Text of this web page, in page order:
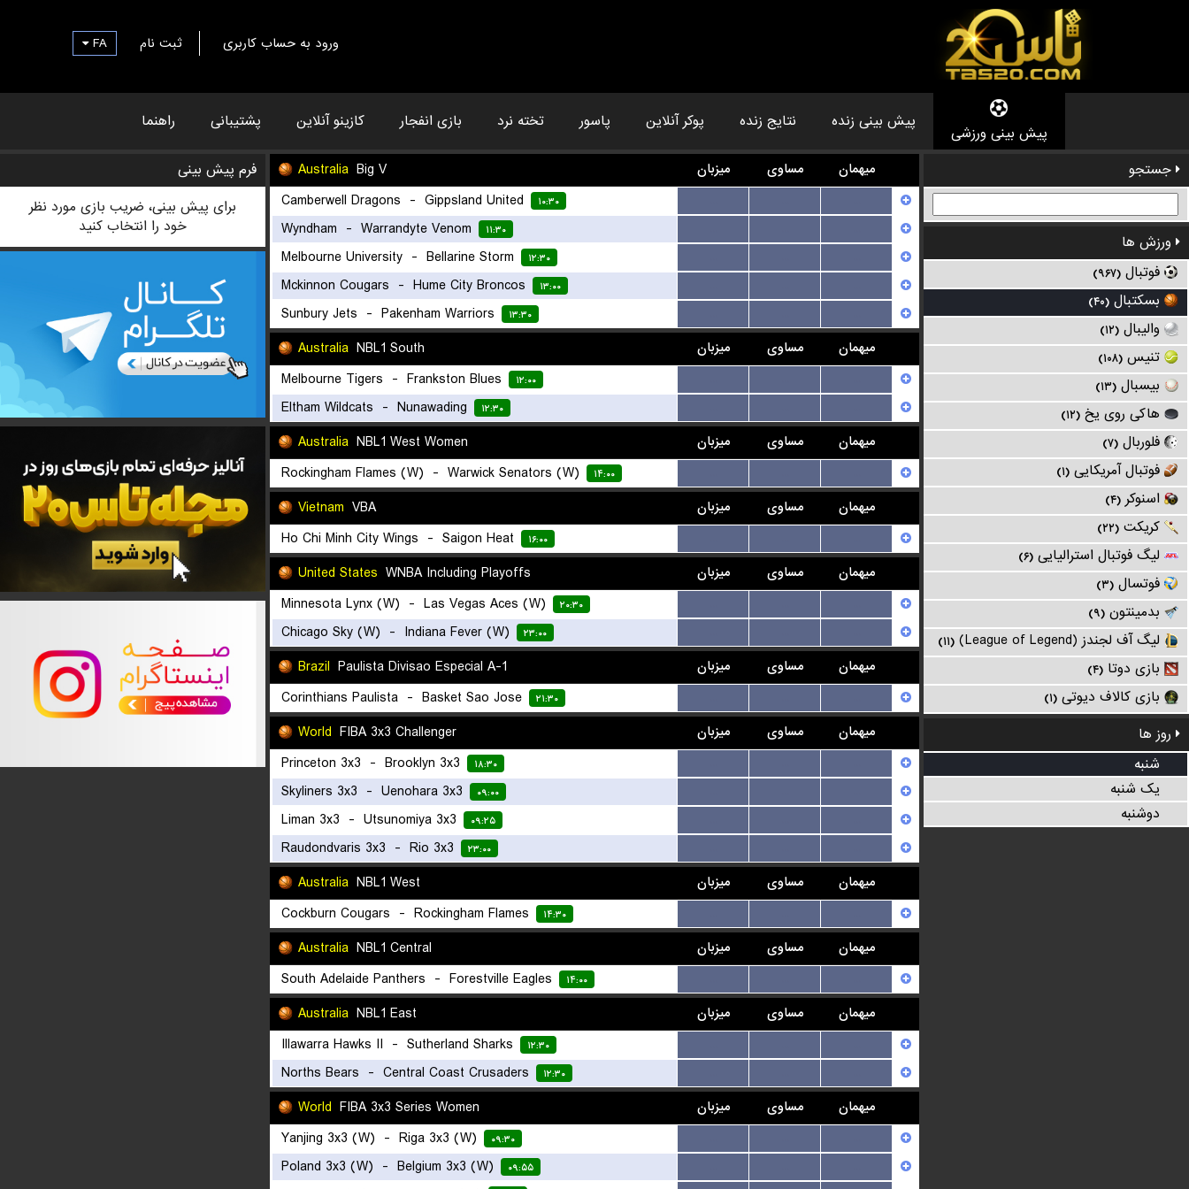
ورود به حساب کاربری ثبت نام FA
پیش بینی ورزشی
پیش بینی زنده نتایج زنده پوکر آنلاین پاسور تخته نرد بازی انفجار کازینو آنلاین پشتیبانی راهنما
جستجو
ورزش ها
فوتبال (۹۶۷)
بسکتبال (۴۰)
والیبال (۱۲)
تنیس (۱۰۸)
بیسبال (۱۳)
هاکی روی یخ (۱۲)
فلوربال (۷)
فوتبال آمریکایی (۱)
اسنوکر (۴)
کریکت (۲۲)
لیگ فوتبال استرالیایی (۶)
فوتسال (۳)
بدمینتون (۹)
لیگ آف لجندز (League of Legend) (۱۱)
بازی دوتا (۴)
بازی کالاف دیوتی (۱)
روز ها
شنبه
یک شنبه
دوشنبه
Australia Big V میزبان مساوی میهمان
Camberwell Dragons - Gippsland United ۱۰:۳۰
Wyndham - Warrandyte Venom ۱۱:۳۰
Melbourne University - Bellarine Storm ۱۲:۳۰
Mckinnon Cougars - Hume City Broncos ۱۳:۰۰
Sunbury Jets - Pakenham Warriors ۱۳:۳۰
Australia NBL1 South میزبان مساوی میهمان
Melbourne Tigers - Frankston Blues ۱۲:۰۰
Eltham Wildcats - Nunawading ۱۲:۳۰
Australia NBL1 West Women میزبان مساوی میهمان
Rockingham Flames (W) - Warwick Senators (W) ۱۴:۰۰
Vietnam VBA میزبان مساوی میهمان
Ho Chi Minh City Wings - Saigon Heat ۱۶:۰۰
United States WNBA Including Playoffs میزبان مساوی میهمان
Minnesota Lynx (W) - Las Vegas Aces (W) ۲۰:۳۰
Chicago Sky (W) - Indiana Fever (W) ۲۳:۰۰
Brazil Paulista Divisao Especial A-1 میزبان مساوی میهمان
Corinthians Paulista - Basket Sao Jose ۲۱:۳۰
World FIBA 3x3 Challenger میزبان مساوی میهمان
Princeton 3x3 - Brooklyn 3x3 ۱۸:۳۰
Skyliners 3x3 - Uenohara 3x3 ۰۹:۰۰
Liman 3x3 - Utsunomiya 3x3 ۰۹:۲۵
Raudondvaris 3x3 - Rio 3x3 ۲۳:۰۰
Australia NBL1 West میزبان مساوی میهمان
Cockburn Cougars - Rockingham Flames ۱۴:۳۰
Australia NBL1 Central میزبان مساوی میهمان
South Adelaide Panthers - Forestville Eagles ۱۴:۰۰
Australia NBL1 East میزبان مساوی میهمان
Illawarra Hawks II - Sutherland Sharks ۱۲:۳۰
Norths Bears - Central Coast Crusaders ۱۲:۳۰
World FIBA 3x3 Series Women میزبان مساوی میهمان
Yanjing 3x3 (W) - Riga 3x3 (W) ۰۹:۳۰
Poland 3x3 (W) - Belgium 3x3 (W) ۰۹:۵۵
فرم پیش بینی
برای پیش بینی، ضریب بازی مورد نظر
خود را انتخاب کنید